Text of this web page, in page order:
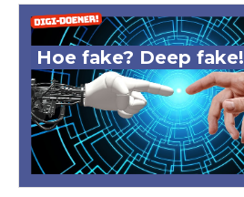
Hoe fake? Deep fake!